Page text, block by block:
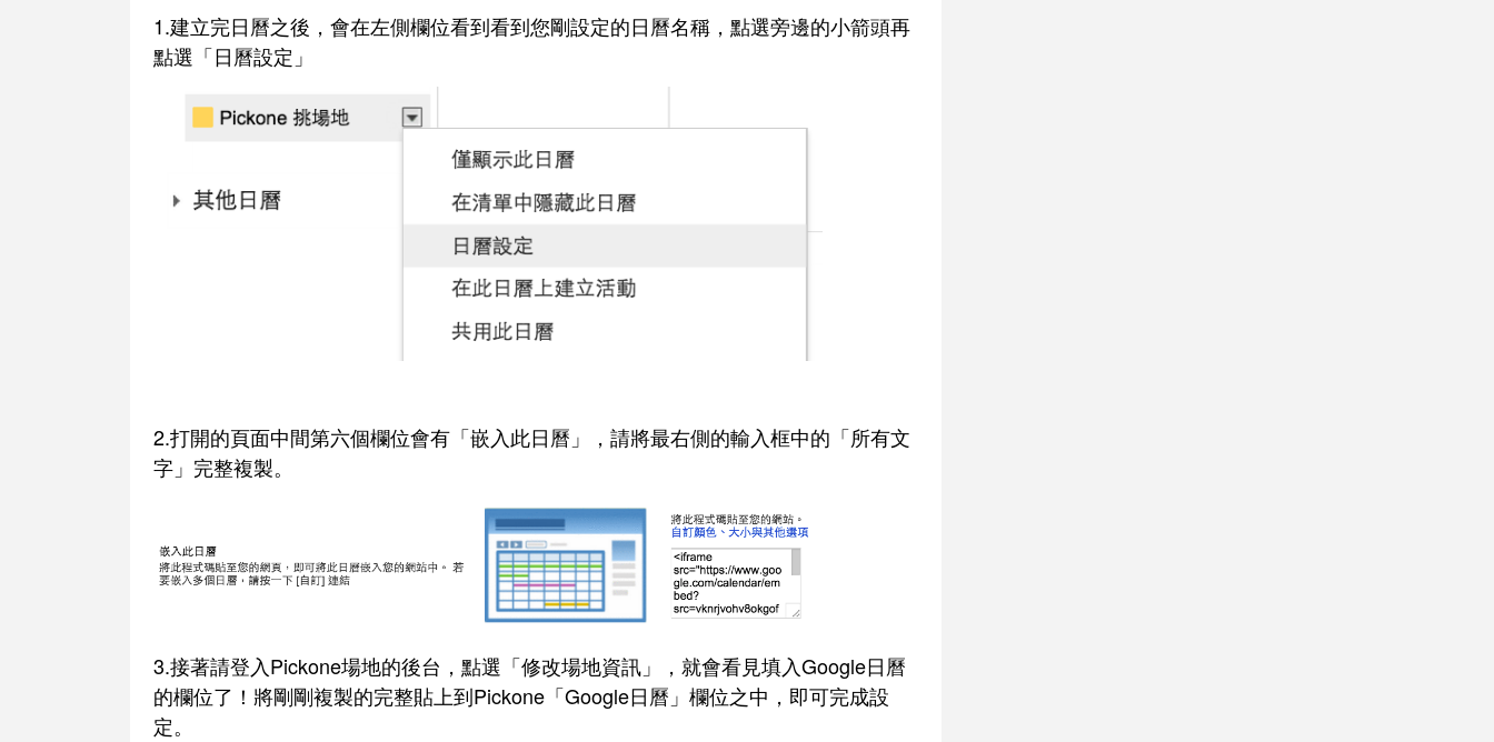
1.建立完日曆之後，會在左側欄位看到看到您剛設定的日曆名稱，點選旁邊的小箭頭再
點選「日曆設定」
2.打開的頁面中間第六個欄位會有「嵌入此日曆」，請將最右側的輸入框中的「所有文
字」完整複製。
3.接著請登入Pickone場地的後台，點選「修改場地資訊」，就會看見填入Google日曆
的欄位了！將剛剛複製的完整貼上到Pickone「Google日曆」欄位之中，即可完成設
定。